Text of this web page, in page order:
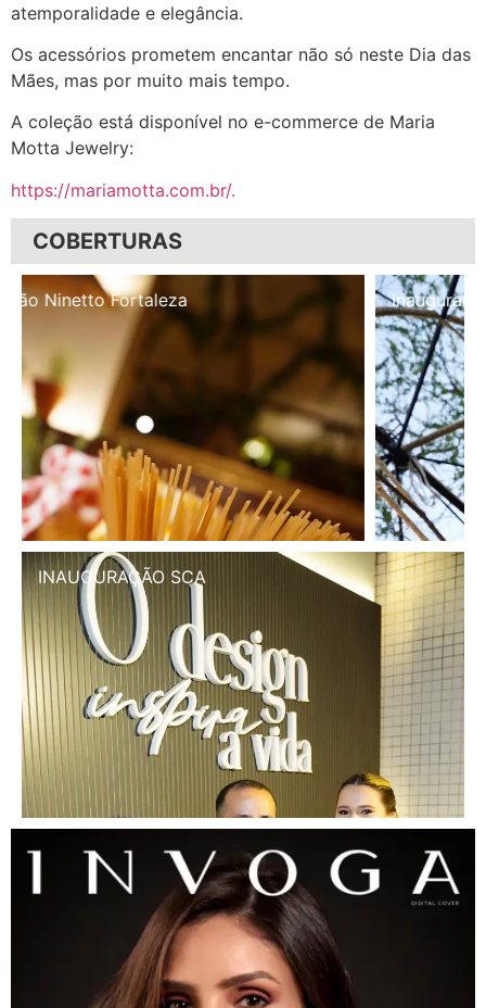
atemporalidade e elegância.
Os acessórios prometem encantar não só neste Dia das
Mães, mas por muito mais tempo.
A coleção está disponível no e-commerce de Maria
Motta Jewelry:
https://mariamotta.com.br/.
COBERTURAS
Inauguração Illa Café
INAUGURAÇÃO SCA